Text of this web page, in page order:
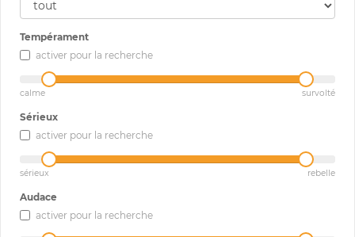
Tempérament
activer pour la recherche
calme survolté
Sérieux
activer pour la recherche
sérieux rebelle
Audace
activer pour la recherche